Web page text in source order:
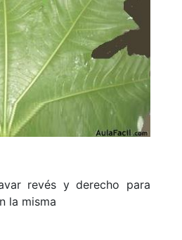
revés y derecho para
la misma